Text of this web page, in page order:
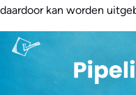
daardoor kan worden